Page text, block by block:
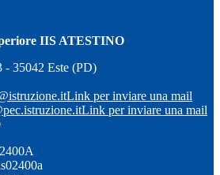
IIS ATESTINO
35042 Este (PD)
Link per inviare una mail
Link per inviare una mail